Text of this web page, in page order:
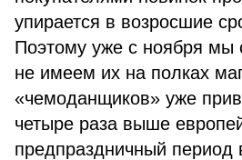
упирается в возросшие
Поэтому уже с ноября мы
не имеем их на полках
«чемоданщиков» уже
четыре раза выше
предпраздничный период